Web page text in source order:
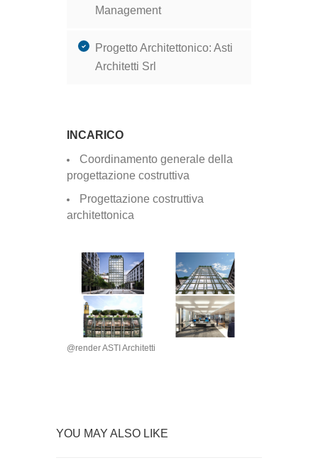
Management
Progetto Architettonico: Asti
Architetti Srl
INCARICO
Coordinamento generale della
progettazione costruttiva
Progettazione costruttiva
architettonica
@render ASTI Architetti
YOU MAY ALSO LIKE